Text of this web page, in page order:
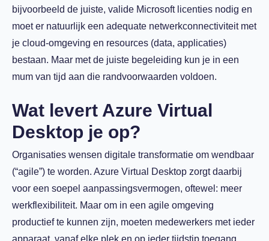
bijvoorbeeld de juiste, valide Microsoft licenties nodig en
moet er natuurlijk een adequate netwerkconnectiviteit met
je cloud-omgeving en resources (data, applicaties)
bestaan. Maar met de juiste begeleiding kun je in een
mum van tijd aan die randvoorwaarden voldoen.
Wat levert Azure Virtual
Desktop je op?
Organisaties wensen digitale transformatie om wendbaar
(“agile”) te worden. Azure Virtual Desktop zorgt daarbij
voor een soepel aanpassingsvermogen, oftewel: meer
werkflexibiliteit. Maar om in een agile omgeving
productief te kunnen zijn, moeten medewerkers met ieder
apparaat, vanaf elke plek en op ieder tijdstip toegang